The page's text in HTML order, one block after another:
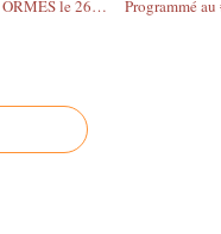
AKAGERA en concert spatialisé GRATUIT à ORMES le 26 septembre à 18h30